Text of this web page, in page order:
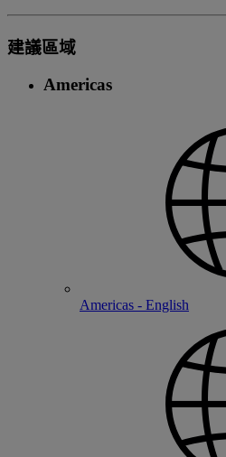
建議區域
Americas
Americas - English